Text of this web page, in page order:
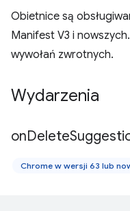
Obietnice są
Manifest V3 i
wywołań zwrotnych.
Wydarzenia
onDelete
Chrome w wersji 63 lub